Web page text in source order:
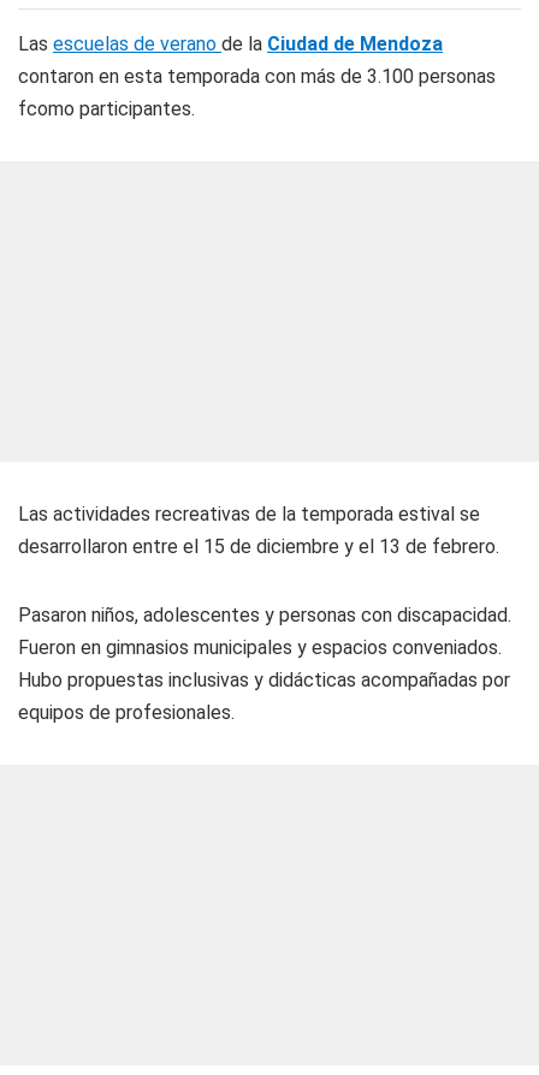
Las escuelas de verano de la Ciudad de Mendoza
contaron en esta temporada con más de 3.100 personas
fcomo participantes.
Las actividades recreativas de la temporada estival se
desarrollaron entre el 15 de diciembre y el 13 de febrero.
Pasaron niños, adolescentes y personas con discapacidad.
Fueron en gimnasios municipales y espacios conveniados.
Hubo propuestas inclusivas y didácticas acompañadas por
equipos de profesionales.